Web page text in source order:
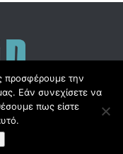
2017 |
προσφέρουμε την
Εάν συνεχίσετε να
πως είστε